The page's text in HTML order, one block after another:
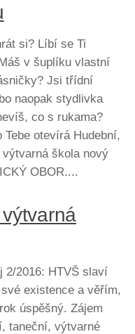
si? Líbí se Ti
v šuplíku vlastní
Jsi třídní
naopak stydlivka
co s rukama?
Tebe otevírá Hudební,
škola nový
OBOR....
2/2016: HTVŠ slaví
existence a věřím,
úspěšný. Zájem
taneční, výtvarné